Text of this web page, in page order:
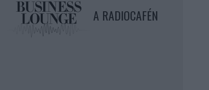
A RADIOCAFÉN